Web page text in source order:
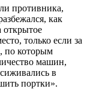
противника,
как
открытое
только если за
по которым
машин,
в
портки».